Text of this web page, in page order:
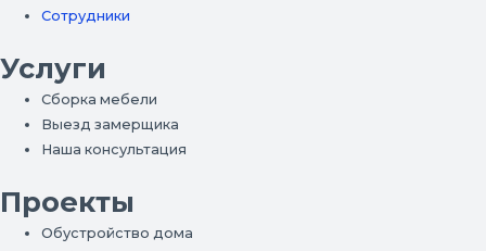
Сотрудники
Услуги
Сборка мебели
Выезд замерщика
Наша консультация
Проекты
Обустройство дома